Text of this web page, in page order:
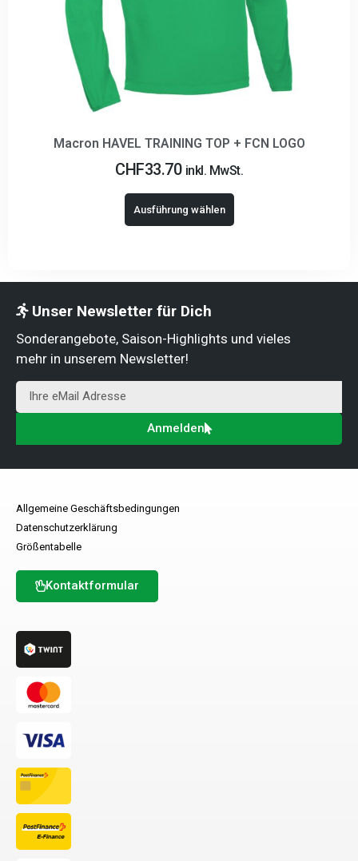
Macron HAVEL TRAINING TOP + FCN LOGO
CHF33.70 inkl. MwSt.
Ausführung wählen
Unser Newsletter für Dich
Sonderangebote, Saison-Highlights und vieles
mehr in unserem Newsletter!
Anmelden
Allgemeine Geschäftsbedingungen
Datenschutzerklärung
Größentabelle
Kontaktformular